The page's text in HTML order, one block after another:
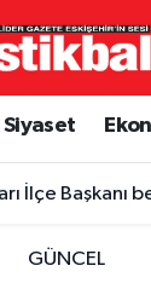
Siyaset
İlçe Başkanı
GÜNCEL
Eczaneler